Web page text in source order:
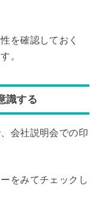
を確認しておく
。
識する
会社説明会での印
をみてチェックし